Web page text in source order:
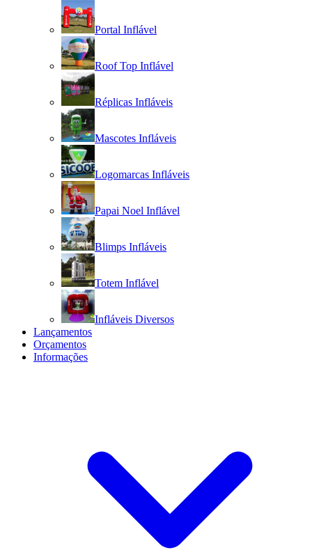
Portal Inflável
Roof Top Inflável
Réplicas Infláveis
Mascotes Infláveis
Logomarcas Infláveis
Papai Noel Inflável
Blimps Infláveis
Totem Inflável
Infláveis Diversos
Lançamentos
Orçamentos
Informações